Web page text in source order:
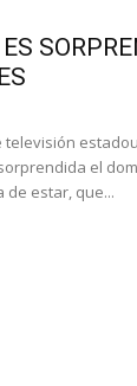
televisión
el
estar, que...